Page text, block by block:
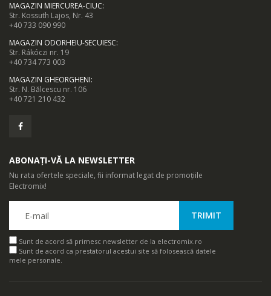
MAGAZIN MIERCUREA-CIUC:
Str. Kossuth Lajos, Nr. 43
+40 733 090 990
MAGAZIN ODORHEIU-SECUIESC:
Str. Rákóczi nr. 19
+40 734 773 003
MAGAZIN GHEORGHENI:
Str. N. Bălcescu nr. 106
+40 721 210 432
ABONAȚI-VĂ LA NEWSLETTER
Nu rata ofertele speciale, fii informat legat de promoțiile
Electromix!
Sunt de acord să primesc newsletter de la electromix.ro
Sunt de acord ca prestatorul acestui site să folosească datele
mele personale.